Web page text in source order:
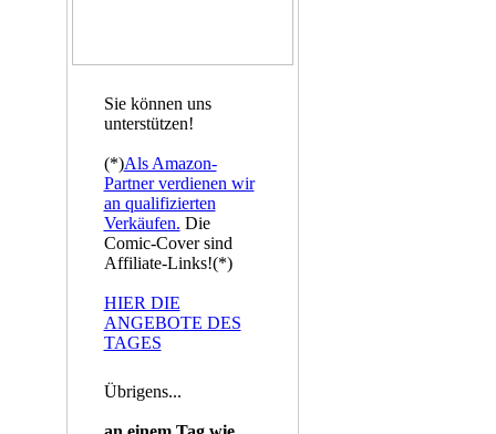
Sie können uns
unterstützen!
(*)Als Amazon-
Partner verdienen wir
an qualifizierten
Verkäufen. Die
Comic-Cover sind
Affiliate-Links!(*)
HIER DIE
ANGEBOTE DES
TAGES
Übrigens...